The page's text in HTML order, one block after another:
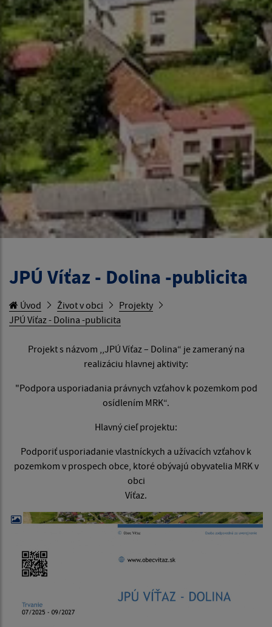
JPÚ Víťaz - Dolina -publicita
Úvod Život v obci
Projekty
JPÚ Víťaz - Dolina -publicita
Projekt s názvom ,,JPÚ Víťaz – Dolina“ je zameraný na
realizáciu hlavnej aktivity:
"Podpora usporiadania právnych vzťahov k pozemkom pod
osídlením MRK“.
Hlavný cieľ projektu:
Podporiť usporiadanie vlastníckych a užívacích vzťahov k
pozemkom v prospech obce, ktoré obývajú obyvatelia MRK v
obci
Víťaz.